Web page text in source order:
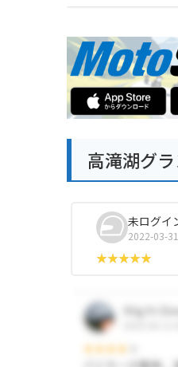
高滝湖グ
未ログイ
2022-03-